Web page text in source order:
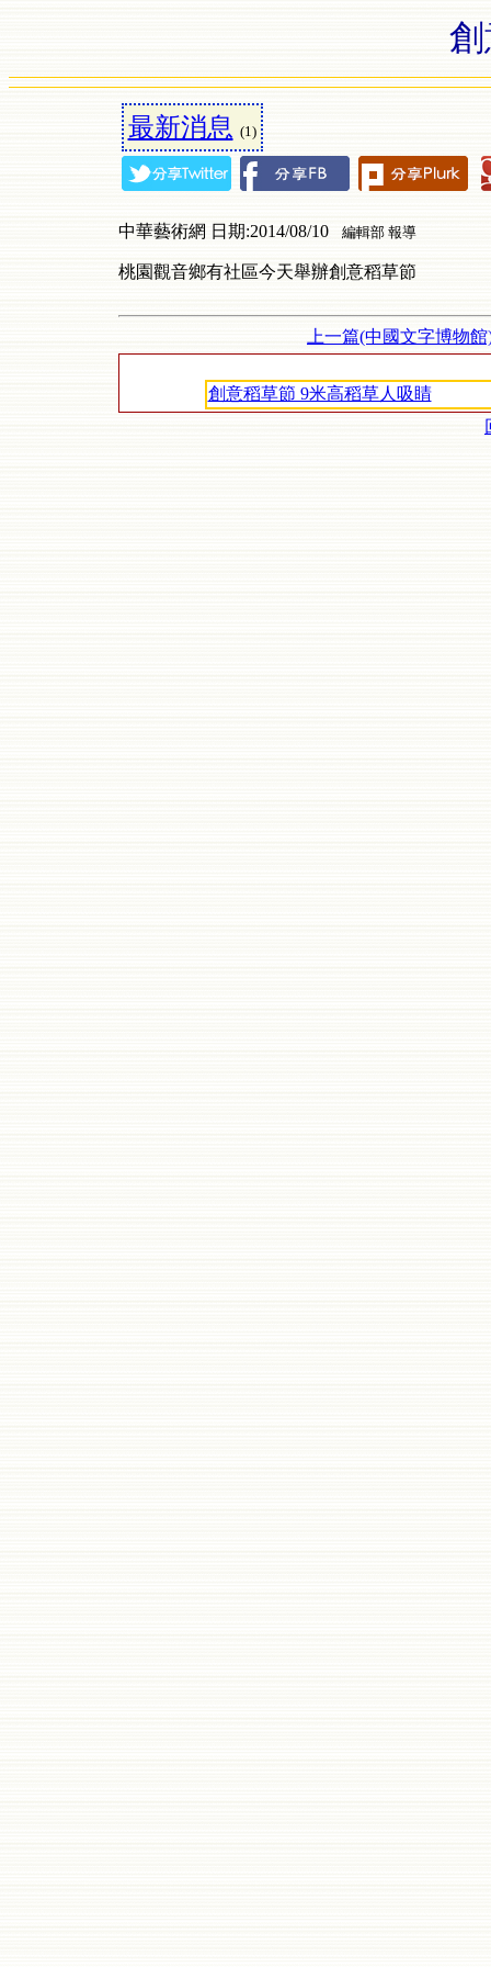
最新消息 (1)
中華藝術網 日期:2014/08/10 編輯部 報導
桃園觀音鄉有社區今天舉辦創意稻草節
上一篇(中國文字博物館
創意稻草節 9米高稻草人吸睛